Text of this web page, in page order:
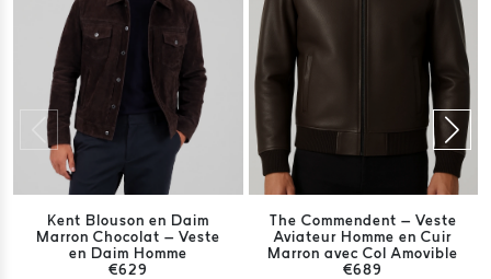
Kent Blouson en Daim
Marron Chocolat – Veste
en Daim Homme
€629
The Commendent – Veste
Aviateur Homme en Cuir
Marron avec Col Amovible
€689